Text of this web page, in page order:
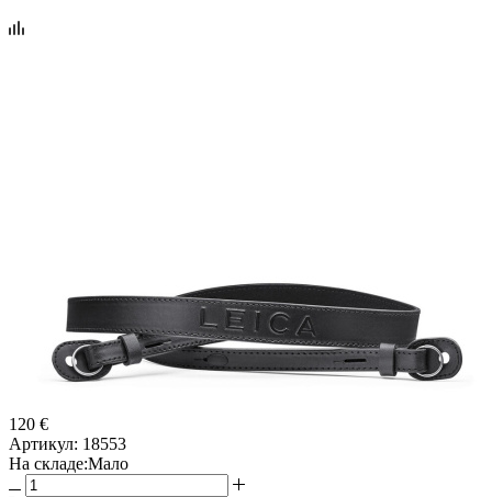
120 €
Артикул: 18553
На складе:Мало